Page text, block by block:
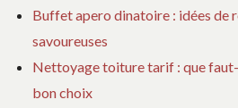
Buffet apero dinatoire : idées de
savoureuses
Nettoyage toiture tarif : que
bon choix